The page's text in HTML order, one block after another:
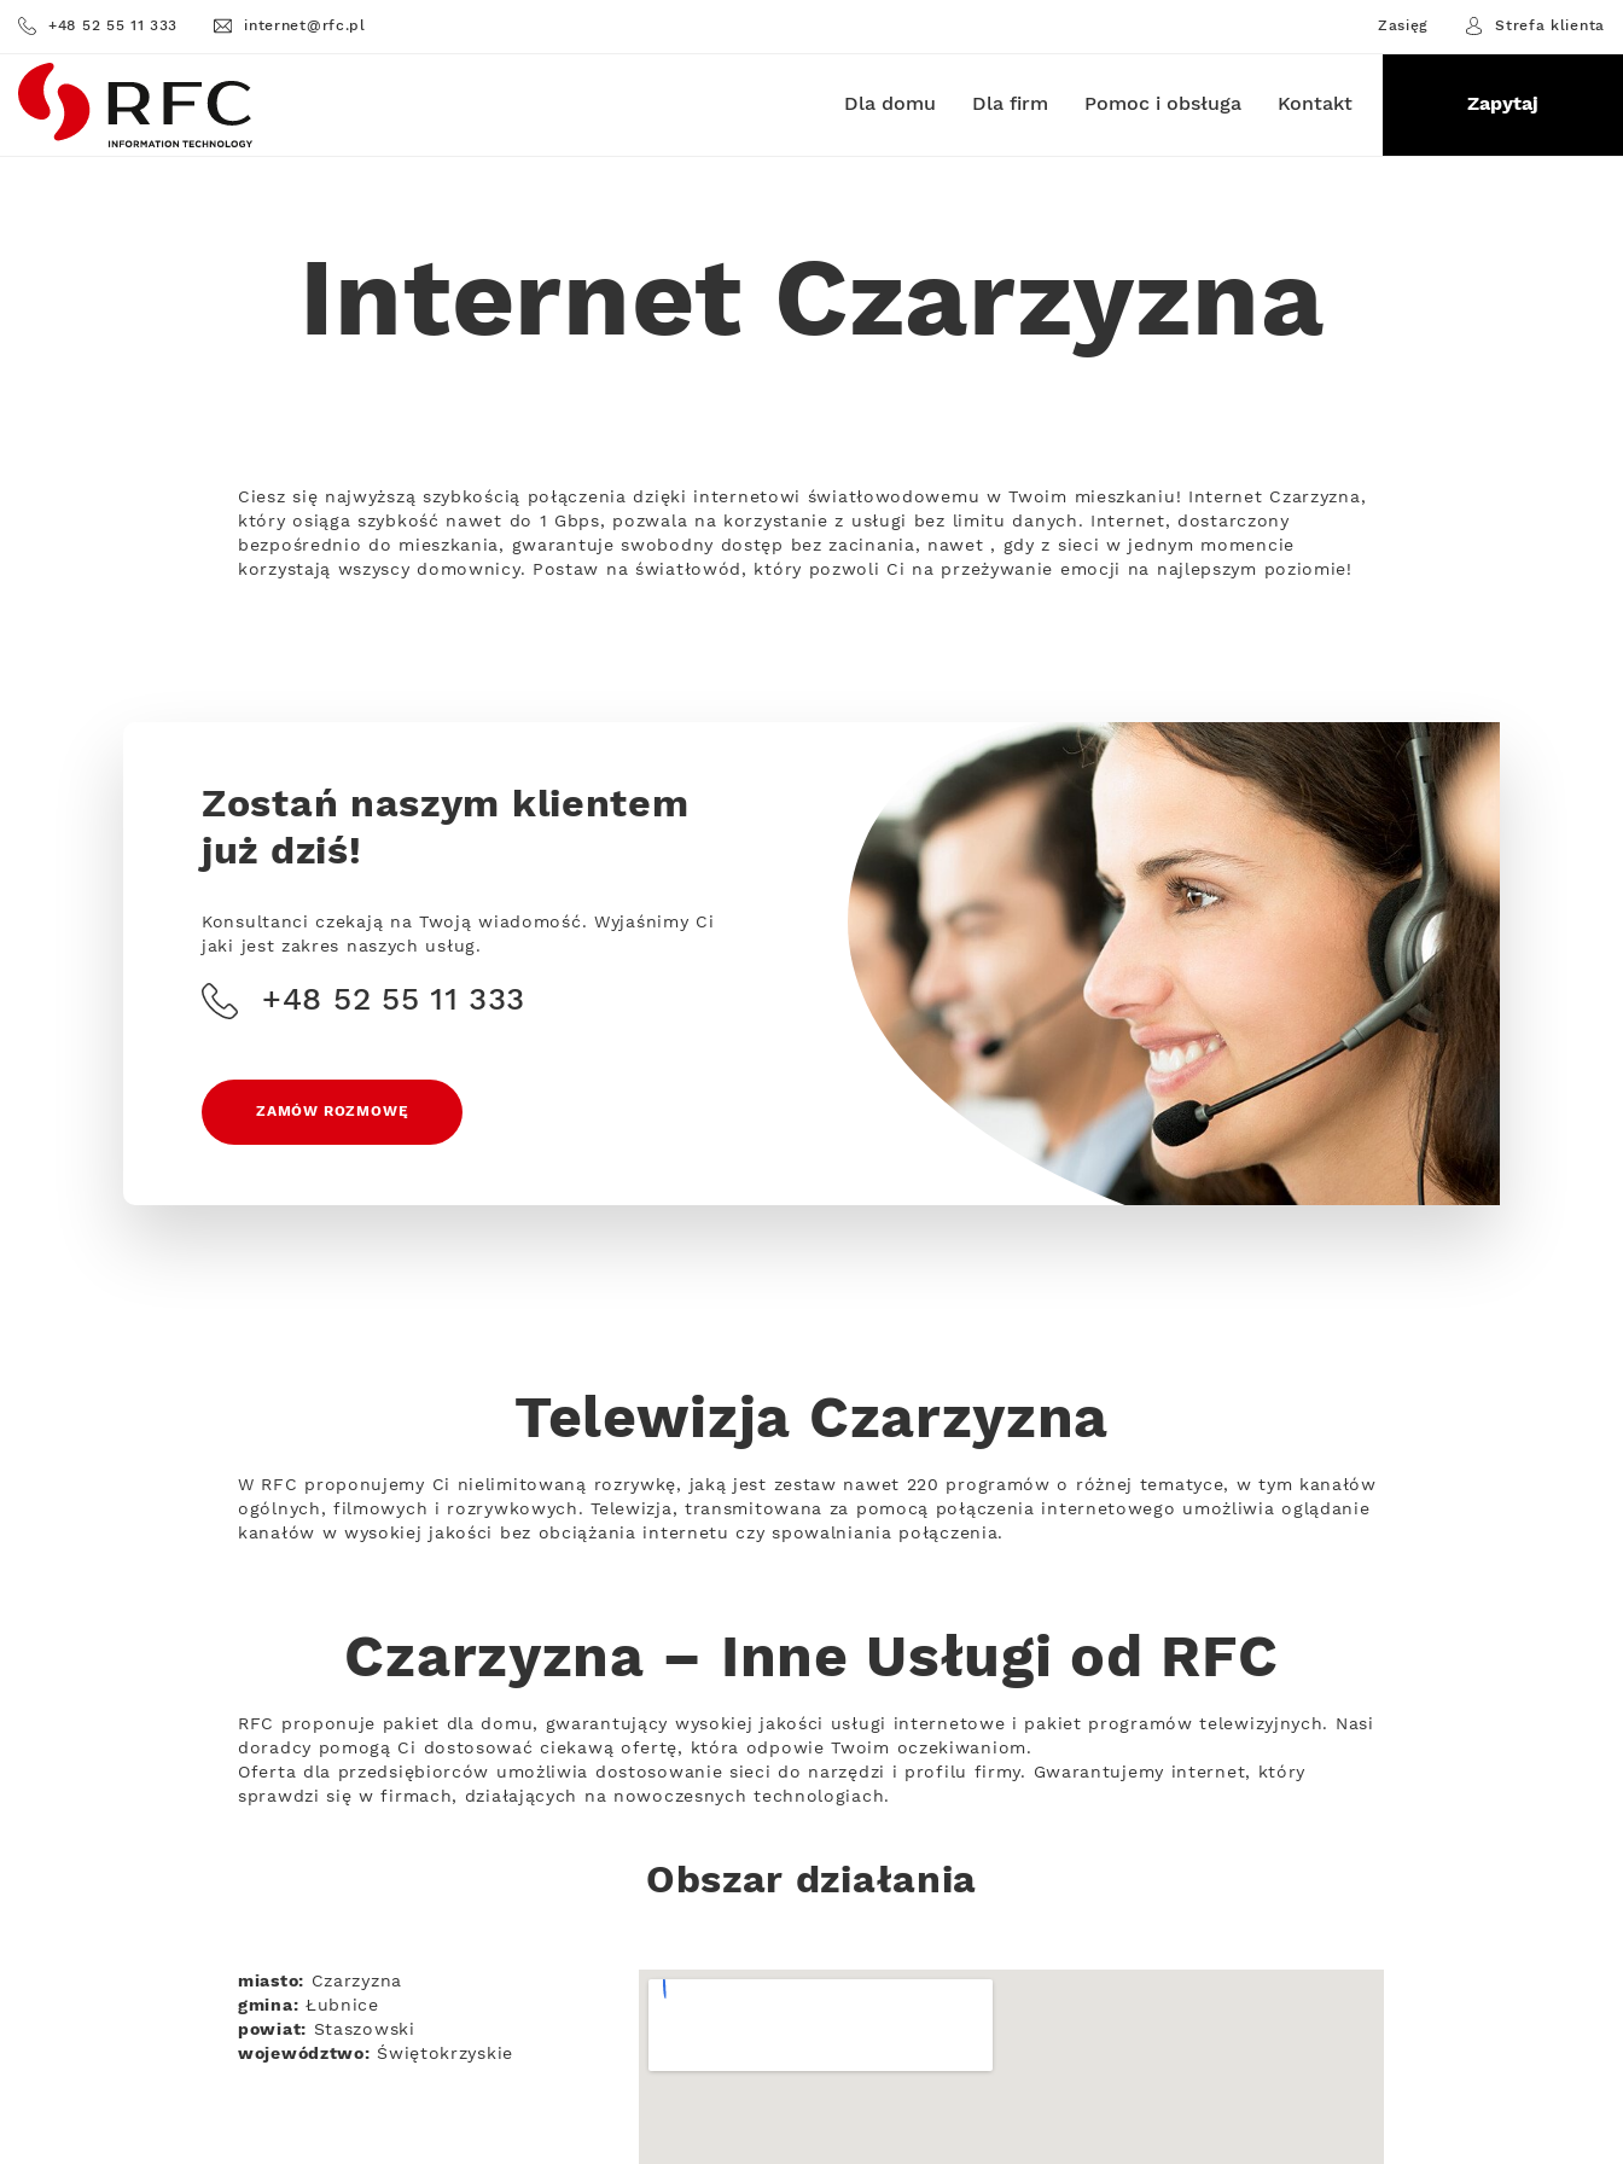
+48 52 55 11 333 internet@rfc.pl Zasięg Strefa klienta
RFC Dla domu Dla firm Pomoc i obsługa Kontakt Zapytaj
Internet Czarzyzna
Ciesz się najwyższą szybkością połączenia dzięki internetowi światłowodowemu w Twoim mieszkaniu! Internet Czarzyzna,
który osiąga szybkość nawet do 1 Gbps, pozwala na korzystanie z usługi bez limitu danych. Internet, dostarczony
bezpośrednio do mieszkania, gwarantuje swobodny dostęp bez zacinania, nawet , gdy z sieci w jednym momencie
korzystają wszyscy domownicy. Postaw na światłowód, który pozwoli Ci na przeżywanie emocji na najlepszym poziomie!
Zostań naszym klientem
już dziś!
Konsultanci czekają na Twoją wiadomość. Wyjaśnimy Ci
jaki jest zakres naszych usług.
+48 52 55 11 333
ZAMÓW ROZMOWĘ
Telewizja Czarzyzna
W RFC proponujemy Ci nielimitowaną rozrywkę, jaką jest zestaw nawet 220 programów o różnej tematyce, w tym kanałów
ogólnych, filmowych i rozrywkowych. Telewizja, transmitowana za pomocą połączenia internetowego umożliwia oglądanie
kanałów w wysokiej jakości bez obciążania internetu czy spowalniania połączenia.
Czarzyzna – Inne Usługi od RFC
RFC proponuje pakiet dla domu, gwarantujący wysokiej jakości usługi internetowe i pakiet programów telewizyjnych. Nasi
doradcy pomogą Ci dostosować ciekawą ofertę, która odpowie Twoim oczekiwaniom.
Oferta dla przedsiębiorców umożliwia dostosowanie sieci do narzędzi i profilu firmy. Gwarantujemy internet, który
sprawdzi się w firmach, działających na nowoczesnych technologiach.
Obszar działania
miasto: Czarzyzna
gmina: Łubnice
powiat: Staszowski
województwo: Świętokrzyskie